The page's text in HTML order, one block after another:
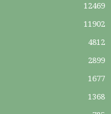
12469
11902
4812
2899
1677
1368